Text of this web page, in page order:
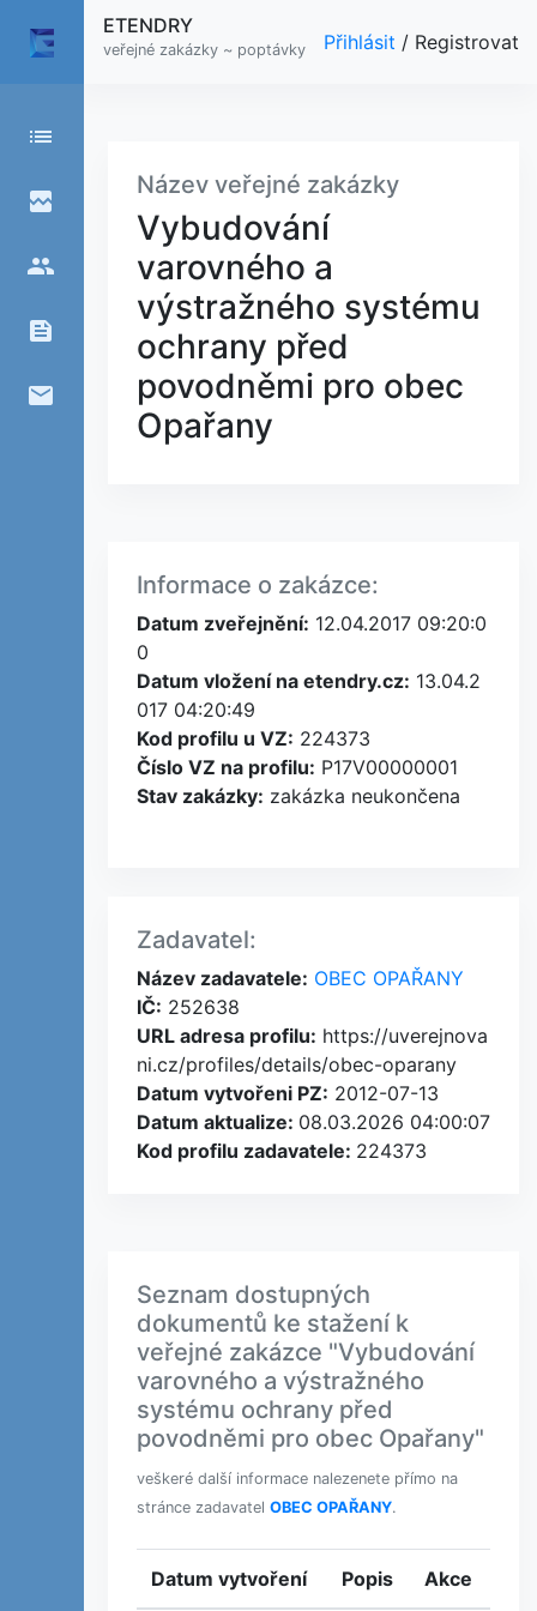
list
broken_image
people
feed
email
ETENDRY
veřejné zakázky ~ poptávky Přihlásit / Registrovat
Název veřejné zakázky
Vybudování
varovného a
výstražného systému
ochrany před
povodněmi pro obec
Opařany
Informace o zakázce:
Datum zveřejnění: 12.04.2017 09:20:0
0
Datum vložení na etendry.cz: 13.04.2
017 04:20:49
Kod profilu u VZ: 224373
Číslo VZ na profilu: P17V00000001
Stav zakázky: zakázka neukončena
Zadavatel:
Název zadavatele: OBEC OPAŘANY
IČ: 252638
URL adresa profilu: https://uverejnova
ni.cz/profiles/details/obec-oparany
Datum vytvořeni PZ: 2012-07-13
Datum aktualize: 08.03.2026 04:00:07
Kod profilu zadavatele: 224373
Seznam dostupných
dokumentů ke stažení k
veřejné zakázce "Vybudování
varovného a výstražného
systému ochrany před
povodněmi pro obec Opařany"
veškeré další informace nalezenete přímo na
stránce zadavatel OBEC OPAŘANY.
Datum vytvoření Popis Akce